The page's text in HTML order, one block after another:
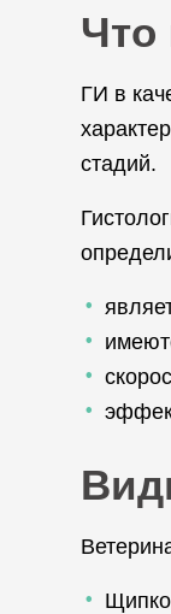
Что
ГИ в
стадий.